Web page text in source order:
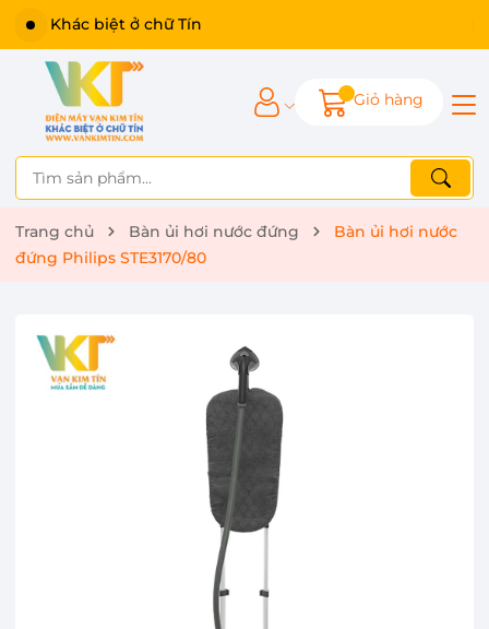
Khác biệt ở chữ Tín
Giỏ hàng
Trang chủ Bàn ủi hơi nước đứng
Bàn ủi hơi nước
đứng Philips STE3170/80